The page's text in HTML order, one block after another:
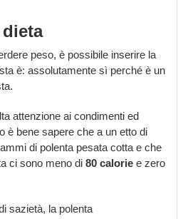
peso, è possibile inserire la
è: assolutamente sì perché è un
attenzione ai condimenti ed
è bene sapere che a un etto di
di polenta pesata cotta e che
ci sono meno di80 calorie e zero
sazietà, la polenta